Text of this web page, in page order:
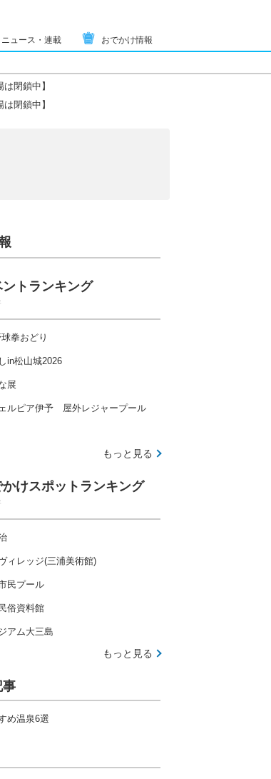
ニュース・連載 おでかけ情報
閉鎖中】
閉鎖中】
トランキング
拳おどり
in松山城2026
展
ェルピア伊予 屋外レジャープール
もっと見る
けスポットランキング
ィレッジ(三浦美術館)
民プール
俗資料館
アム大三島
もっと見る
事
め温泉6選